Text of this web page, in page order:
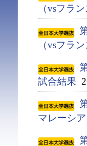
（vsフラ
（vsフラ
試合結果
マレーシ